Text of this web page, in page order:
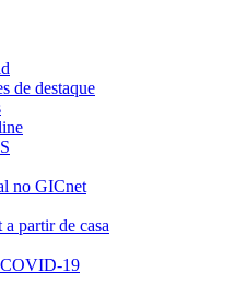
de destaque
no GICnet
partir de casa
19